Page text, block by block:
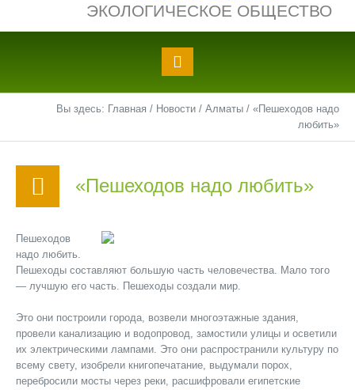
ЭКОЛОГИЧЕСКОЕ ОБЩЕСТВО
Вы здесь: Главная / Новости / Алматы / «Пешеходов надо
любить»
«Пешеходов надо любить»
Пешеходов
надо любить.
Пешеходы составляют большую часть человечества. Мало того
— лучшую его часть. Пешеходы создали мир.
Это они построили города, возвели многоэтажные здания,
провели канализацию и водопровод, замостили улицы и осветили
их электрическими лампами. Это они распространили культуру по
всему свету, изобрели книгопечатание, выдумали порох,
перебросили мосты через реки, расшифровали египетские